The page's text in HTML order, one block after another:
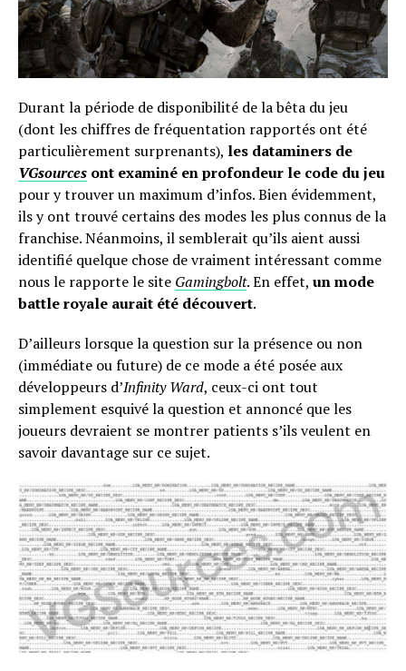
Durant la période de disponibilité de la bêta du jeu
(dont les chiffres de fréquentation rapportés ont été
particulièrement surprenants), les dataminers de
VGsources ont examiné en profondeur le code du jeu
pour y trouver un maximum d’infos. Bien évidemment,
ils y ont trouvé certains des modes les plus connus de la
franchise. Néanmoins, il semblerait qu’ils aient aussi
identifié quelque chose de vraiment intéressant comme
nous le rapporte le site Gamingbolt. En effet, un mode
battle royale aurait été découvert.
D’ailleurs lorsque la question sur la présence ou non
(immédiate ou future) de ce mode a été posée aux
développeurs d’Infinity Ward, ceux-ci ont tout
simplement esquivé la question et annoncé que les
joueurs devraient se montrer patients s’ils veulent en
savoir davantage sur ce sujet.